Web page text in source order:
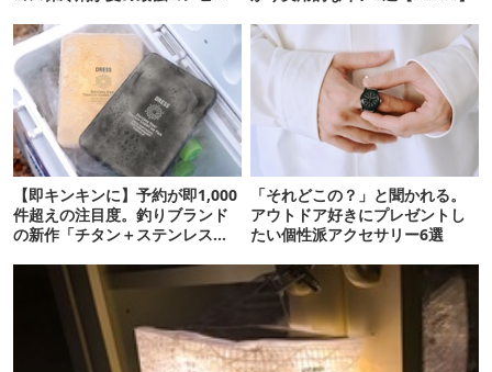
【即キンキンに】予約が即1,000
件超えの注目度。釣りブランド
の新作「チタン＋ステンレスの
「それどこの？」と聞かれる。
アウトドア好きにプレゼントし
たい個性派アクセサリー6選